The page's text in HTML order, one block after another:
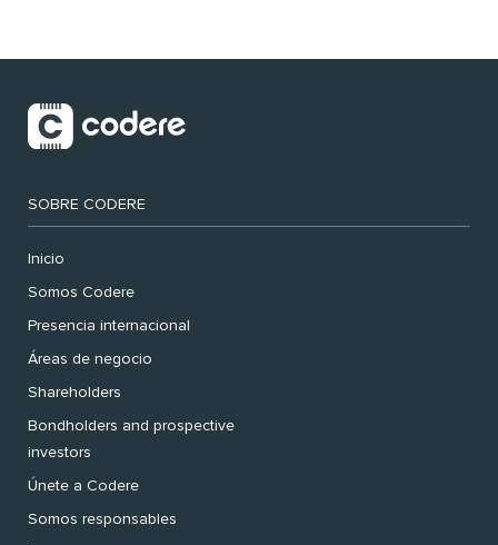
SOBRE CODERE
Inicio
Somos Codere
Presencia internacional
Áreas de negocio
Shareholders
Bondholders and prospective
investors
Únete a Codere
Somos responsables